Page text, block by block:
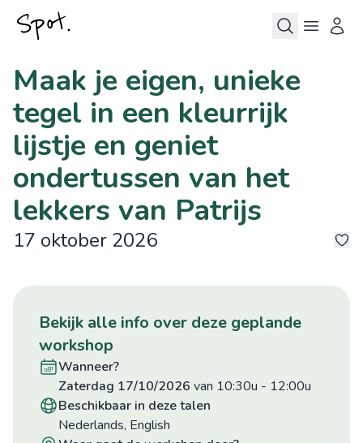
Maak je eigen, unieke
tegel in een kleurrijk
lijstje en geniet
ondertussen van het
lekkers van Patrijs
17 oktober 2026
bekijk alle info over deze geplande
workshop
wanneer?
zaterdag 17/10/2026 van 10:30u - 12:00u
beschikbaar in deze talen
Nederlands, English